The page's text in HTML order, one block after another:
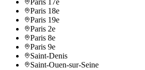
Paris 17e
Paris 18e
Paris 19e
Paris 2e
Paris 8e
Paris 9e
Saint-Denis
Saint-Ouen-sur-Seine